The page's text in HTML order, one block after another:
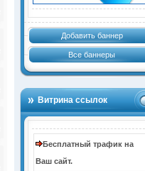
Добавить баннер
Все баннеры
Витрина ссылок
Бесплатный трафик на
Ваш сайт.